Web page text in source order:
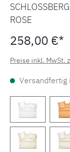
ROSE
258,00 €*
Preise inkl. MwSt.
Versandfertig